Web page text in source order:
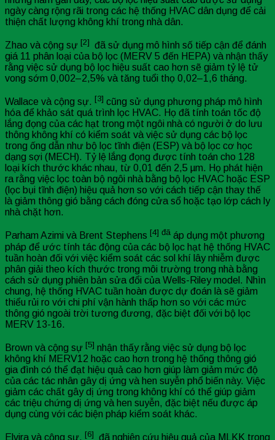
ngày càng rộng rãi trong các hệ thống HVAC dân dụng để cải
thiện chất lượng không khí trong nhà dân.
Zhao và cộng sự [2] đã sử dụng mô hình số tiếp cận để đánh
giá 11 phân loại của bộ lọc (MERV 5 đến HEPA) và nhận thấy
rằng việc sử dụng bộ lọc hiệu suất cao hơn sẽ giảm tỷ lệ tử
vong sớm 0,002–2,5% và tăng tuổi thọ 0,02–1,6 tháng.
Wallace và cộng sự. [3] cũng sử dụng phương pháp mô hình
hóa để khảo sát quá trình lọc HVAC. Họ đã tính toán tốc độ
lắng đọng của các hạt trong một ngôi nhà có người ở do lưu
thông không khí có kiểm soát và việc sử dụng các bộ lọc
trong ống dẫn như bộ lọc tĩnh điện (ESP) và bộ lọc cơ học
dạng sợi (MECH). Tỷ lệ lắng đọng được tính toán cho 128
loại kích thước khác nhau, từ 0,01 đến 2,5 µm. Họ phát hiện
ra rằng việc lọc toàn bộ ngôi nhà bằng bộ lọc HVAC hoặc ESP
(lọc bụi tĩnh điện) hiệu quả hơn so với cách tiếp cận thay thế
là giảm thông gió bằng cách đóng cửa sổ hoặc tạo lớp cách ly
nhà chặt hơn.
Parham Azimi và Brent Stephens [4] đã áp dụng một phương
pháp để ước tính tác động của các bộ lọc hạt hệ thống HVAC
tuần hoàn đối với việc kiểm soát các sol khí lây nhiễm được
phân giải theo kích thước trong môi trường trong nhà bằng
cách sử dụng phiên bản sửa đổi của Wells-Riley model. Nhìn
chung, hệ thống HVAC tuần hoàn được dự đoán là sẽ giảm
thiểu rủi ro với chi phí vận hành thấp hơn so với các mức
thông gió ngoài trời tương đương, đặc biệt đối với bộ lọc
MERV 13-16.
Brown và cộng sự [5] nhận thấy rằng việc sử dụng bộ lọc
không khí MERV12 hoặc cao hơn trong hệ thống thông gió
gia đình có thể đạt hiệu quả cao hơn giúp làm giảm mức độ
của các tác nhân gây dị ứng và hen suyễn phổ biến này. Việc
giảm các chất gây dị ứng trong không khí có thể giúp giảm
các triệu chứng dị ứng và hen suyễn, đặc biệt nếu được áp
dụng cùng với các biện pháp kiểm soát khác.
Elvira và cộng sự. [6] đã nghiên cứu hiệu quả của MLKK trong